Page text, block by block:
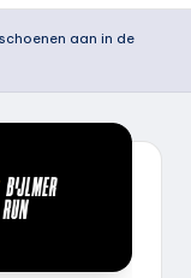
aan in de